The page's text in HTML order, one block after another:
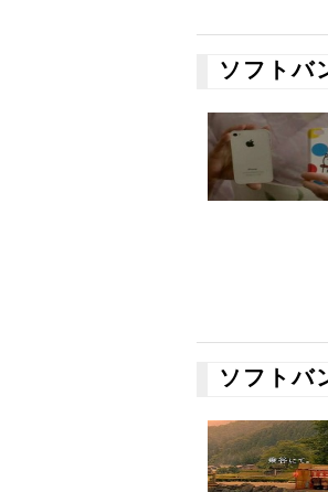
ソフトバ
ソフトバ